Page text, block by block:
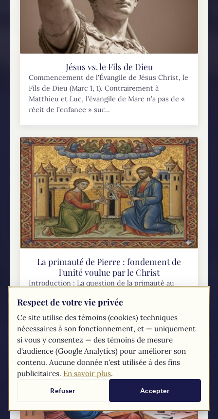
Jésus vs. le Fils de Dieu
Commencement de l'Évangile de Jésus Christ, le
Fils de Dieu (Marc 1, 1). Contrairement à
Matthieu et Luc, l’évangile de Marc n’a pas de «
récit de l’enfance » sur...
La primauté de Pierre : fondement de
l'unité voulue par le Christ
Introduction : La question de la primauté au
de la primauté de l'Évêque de Rome, en tant que
successeur de l'apôtre Pierre, constitue...
Respect de votre vie privée
Ce site utilise des témoins (cookies) techniques
nécessaires à son fonctionnement, et — uniquement
si vous y consentez — des témoins de mesure
d'audience (Google Analytics) pour améliorer son
contenu. Aucune donnée n'est utilisée à des fins
publicitaires. En savoir plus.
Refuser Accepter